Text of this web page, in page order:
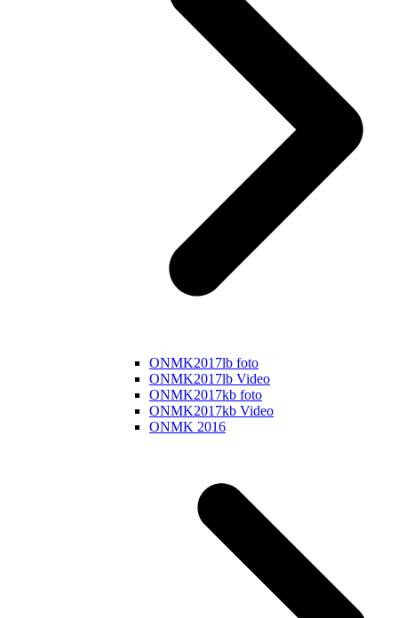
ONMK2017lb foto
ONMK2017lb Video
ONMK2017kb foto
ONMK2017kb Video
ONMK 2016